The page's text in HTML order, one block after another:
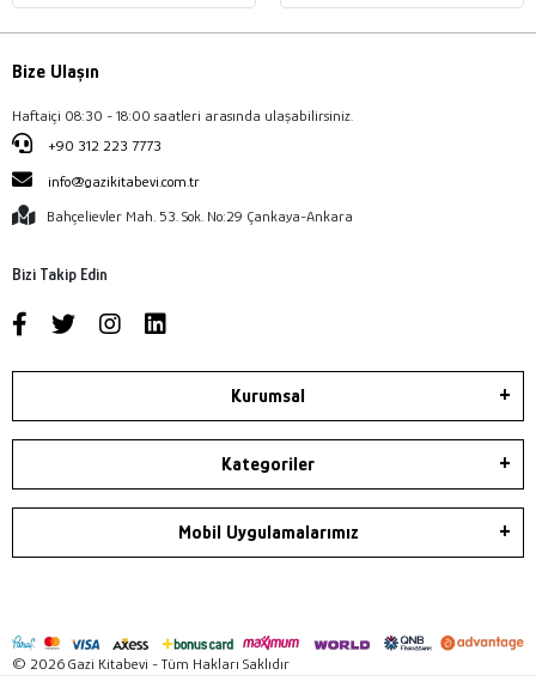
Bize Ulaşın
Haftaiçi 08:30 - 18:00 saatleri arasında ulaşabilirsiniz.
+90 312 223 7773
info@gazikitabevi.com.tr
Bahçelievler Mah. 53. Sok. No:29 Çankaya-Ankara
Bizi Takip Edin
Kurumsal
Kategoriler
Mobil Uygulamalarımız
© 2026 Gazi Kitabevi - Tüm Hakları Saklıdır